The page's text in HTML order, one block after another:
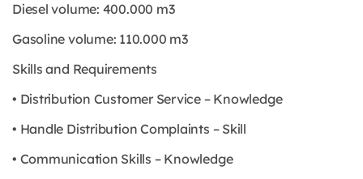
Diesel volume: 400.000 m3
Gasoline volume: 110.000 m3
Skills and Requirements
• Distribution Customer Service – Knowledge
• Handle Distribution Complaints – Skill
• Communication Skills – Knowledge